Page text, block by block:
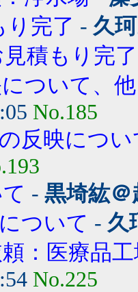
り完了 - 久
見積もり完了
ついて、他
No.185
反映につ
- 黒埼紘
ついて - 久
：医療品
No.225